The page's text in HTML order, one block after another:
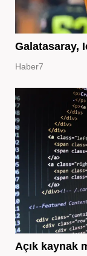
Galatasaray,
Haber7
Açık kaynak